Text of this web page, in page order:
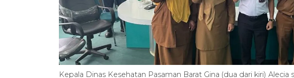
Kepala Dinas Kesehatan Pasaman Barat Gina (dua dari kiri) Alecia